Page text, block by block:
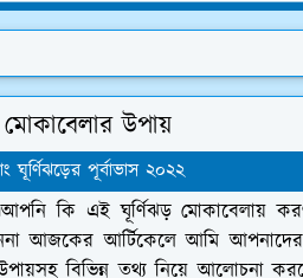
উপায়
ঘূর্ণিঝড়ের পূর্বাভাস ২০২২
কি এই ঘূর্ণিঝড় মোকাবেলায়
আজকের আর্টিকেলে আমি আপনাদের
বিভিন্ন তথ্য নিয়ে আলোচনা